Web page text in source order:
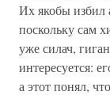
Их якобы избил
поскольку сам
уже силач,
интересуется:
а этот понял,